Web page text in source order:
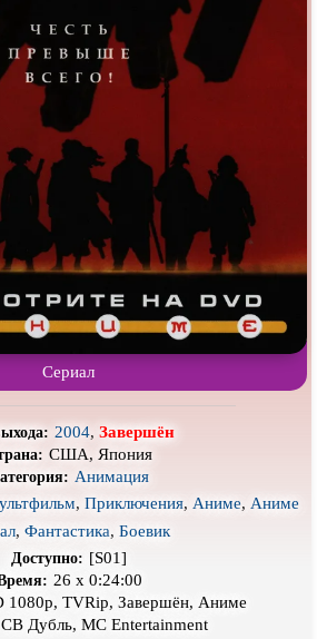
Про апокалипсис
Про богатых
Про ведьм
Про гонки
Про динозавров
Про животных
Про космос
Про маньяков и
убийц
Про подростков
Про роботов
Про самолёты
Про снайперов
Про танки
Сериал
2004, Завершён
США, Япония
Анимация
, Приключения, Аниме, Аниме
, Фантастика, Боевик
Доступно: [S01]
26 х 0:24:00
1080p, TVRip, Завершён, Аниме
СВ Дубль, MC Entertainment